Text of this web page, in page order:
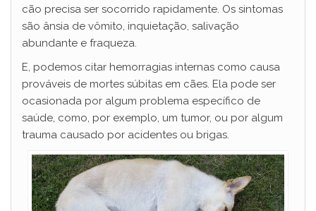
cão precisa ser socorrido rapidamente. Os sintomas
são ânsia de vômito, inquietação, salivação
abundante e fraqueza.
E, podemos citar hemorragias internas como causa
prováveis de mortes súbitas em cães. Ela pode ser
ocasionada por algum problema específico de
saúde, como, por exemplo, um tumor, ou por algum
trauma causado por acidentes ou brigas.